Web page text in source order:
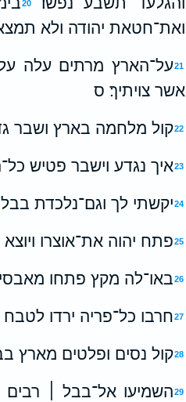
20
ואת־חטאת יהודה ולא
21על־הארץ מרתים עלה
אשר צויתיך׃ ס
22קול מלחמה בארץ ושבר
23איך נגדע וישבר פטיש
24יקשתי לך וגם־נלכדת
25פתח יהוה את־אוצרו
26באו־לה מקץ פתחו
27חרבו כל־פריה ירדו
28קול נסים ופלטים מארץ
29השמיעו אל־בבל ׀ רבים